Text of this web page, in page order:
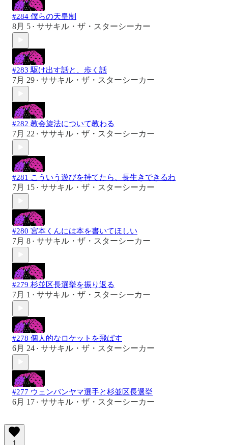
#284 僕らの天皇制
8月 5 • ササキル・ザ・スターシーカー
#283 駆け出す話と、歩く話
7月 29 • ササキル・ザ・スターシーカー
#282 教会旋法について教わる
7月 22 • ササキル・ザ・スターシーカー
#281 こういう遊びを持てたら、長生きできるわ
7月 15 • ササキル・ザ・スターシーカー
#280 宮本くんには本を書いてほしい
7月 8 • ササキル・ザ・スターシーカー
#279 杉並区長選挙を振り返る
7月 1 • ササキル・ザ・スターシーカー
#278 個人的なロケットを飛ばす
6月 24 • ササキル・ザ・スターシーカー
#277 ウェンバンヤマ選手と杉並区長選挙
6月 17 • ササキル・ザ・スターシーカー
1